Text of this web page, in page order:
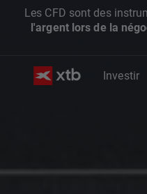
Les CFD sont des
l'argent lors de la
Investir